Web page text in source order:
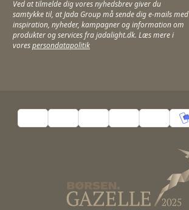
Ved at tilmelde dig vores nyhedsbrev giver du
samtykke til, at Jada Group må sende dig e-mails med
inspiration, nyheder, kampagner og information om
produkter og services fra jadalight.dk. Læs mere i
vorespersondatapolitik